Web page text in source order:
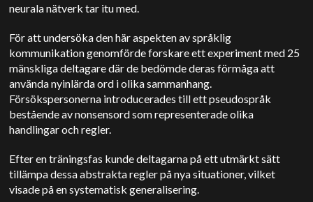
neurala nätverk tar itu med.
För att undersöka den här aspekten av språklig
kommunikation genomförde forskare ett experiment med 25
mänskliga deltagare där de bedömde deras förmåga att
använda nyinlärda ord i olika sammanhang.
Försökspersonerna introducerades till ett pseudospråk
bestående av nonsensord som representerade olika
handlingar och regler.
Efter en träningsfas kunde deltagarna på ett utmärkt sätt
tillämpa dessa abstrakta regler på nya situationer, vilket
visade på en systematisk generalisering.